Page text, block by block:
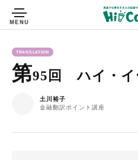
TRANSLATION
第95回 ハイ・イ
土川裕子
金融翻訳ポイント講座